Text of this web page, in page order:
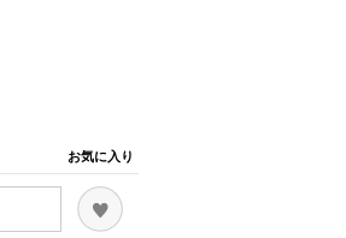
お気に入り